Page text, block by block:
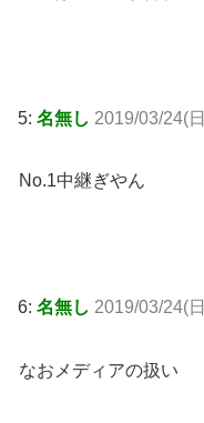
5: 名無し 2019/03/24(
No.1中継ぎやん
6: 名無し 2019/03/24(
なおメディアの扱い